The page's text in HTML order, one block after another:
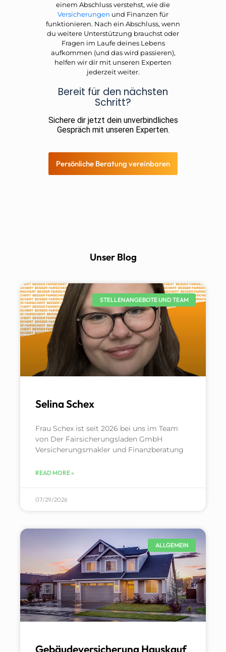
einem Abschluss verstehst, wie die
Versicherungen und Finanzen für
funktionieren. Nach ein Abschluss, wenn
du weitere Unterstützung brauchst oder
Fragen im Laufe deines Lebens
aufkommen (und das wird passieren),
helfen wir dir mit unseren Experten
jederzeit weiter.
Bereit für den nächsten
Schritt?
Sichere dir jetzt dein unverbindliches
Gespräch mit unseren Experten.
Persönliche Beratung vereinbaren
Unser Blog
STELLENANGEBOTE UND TEAM
Selina Schex
Frau Schex ist seit 2026 bei uns im Team
von Der Fairsicherungsladen GmbH
Versicherungsmakler und Finanzberatung
READ MORE »
07/29/2026
ALLGEMEIN
Gebäudeversicherung Hauskauf